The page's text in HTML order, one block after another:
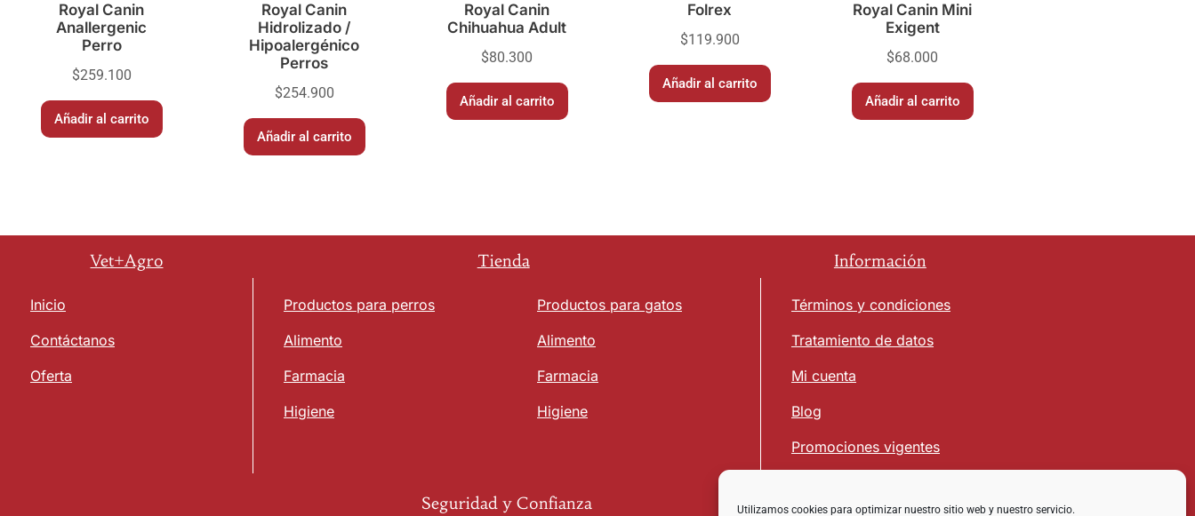
Utilizamos cookies para optimizar nuestro sitio web y nuestro servicio.
Royal Canin
Anallergenic
Perro
$259.100
Añadir al carrito
Royal Canin
Hidrolizado /
Hipoalergénico
Perros
$254.900
Añadir al carrito
Royal Canin
Chihuahua Adult
$80.300
Añadir al carrito
Folrex
$119.900
Añadir al carrito
Royal Canin Mini
Exigent
$68.000
Añadir al carrito
Vet+Agro Tienda Información
Inicio
Contáctanos
Oferta
Productos para perros
Alimento
Farmacia
Higiene
Productos para gatos
Alimento
Farmacia
Higiene
Términos y condiciones
Tratamiento de datos
Mi cuenta
Blog
Promociones vigentes
Seguridad y Confianza